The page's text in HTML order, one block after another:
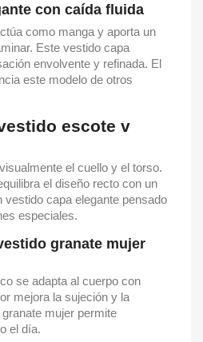
con caída fluida
como manga y aporta un
Este vestido capa
envolvente y refinada. El
este modelo de otros
escote v
el cuello y el torso.
el diseño recto con un
vestido capa elegante pensado
especiales.
granate mujer
se adapta al cuerpo con
mejora la sujeción y la
mujer permite
el día.